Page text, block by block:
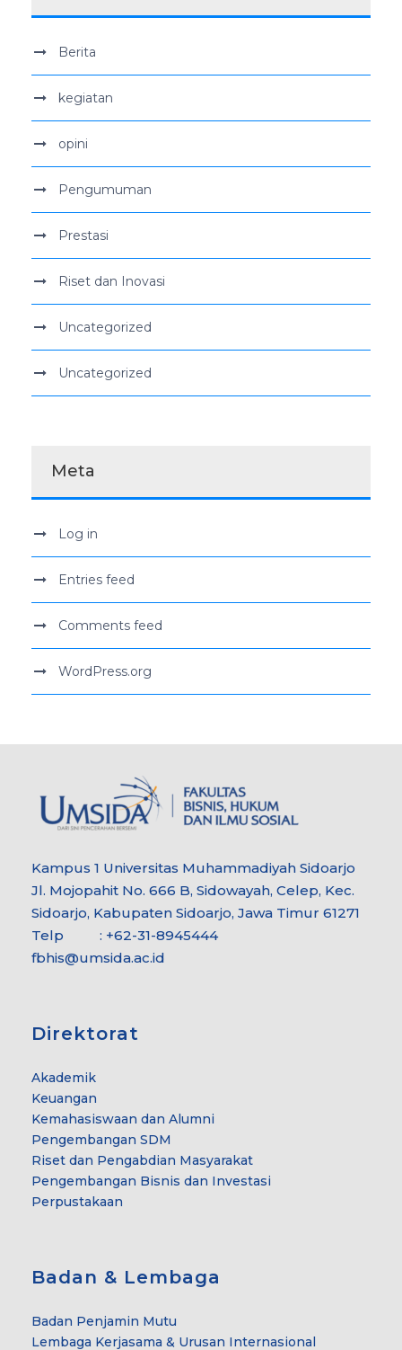
Berita
kegiatan
opini
Pengumuman
Prestasi
Riset dan Inovasi
Uncategorized
Uncategorized
Meta
Log in
Entries feed
Comments feed
WordPress.org
Kampus 1 Universitas Muhammadiyah Sidoarjo
Jl. Mojopahit No. 666 B, Sidowayah, Celep, Kec.
Sidoarjo, Kabupaten Sidoarjo, Jawa Timur 61271
Telp : +62-31-8945444
fbhis@umsida.ac.id
Direktorat
Akademik
Keuangan
Kemahasiswaan dan Alumni
Pengembangan SDM
Riset dan Pengabdian Masyarakat
Pengembangan Bisnis dan Investasi
Perpustakaan
Badan & Lembaga
Badan Penjamin Mutu
Lembaga Kerjasama & Urusan Internasional